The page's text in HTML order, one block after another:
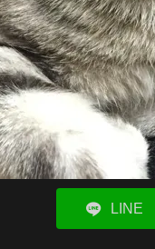
LINE